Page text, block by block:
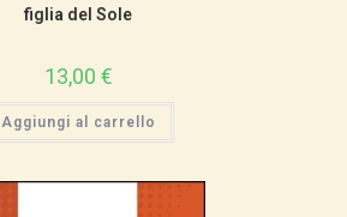
figlia del Sole
13,00 €
Aggiungi al carrello